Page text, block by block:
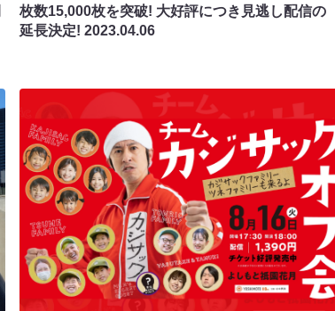
枚数15,000枚を突破! 大好評につき見逃し配信の
延長決定!2023.04.06